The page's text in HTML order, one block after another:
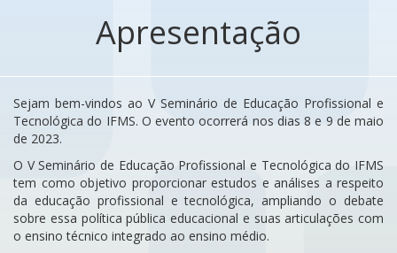
Apresentação
Sejam bem-vindos ao V Seminário de Educação Profissional e
Tecnológica do IFMS. O evento ocorrerá nos dias 8 e 9 de maio
de 2023.
O V Seminário de Educação Profissional e Tecnológica do IFMS
tem como objetivo proporcionar estudos e análises a respeito
da educação profissional e tecnológica, ampliando o debate
sobre essa política pública educacional e suas articulações com
o ensino técnico integrado ao ensino médio.